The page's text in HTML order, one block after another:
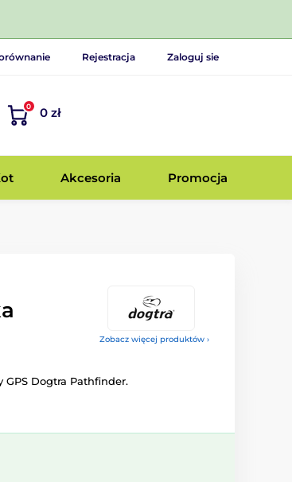
Rejestracja Zaloguj sie
0 0 zł
Akcesoria Promocja
Zobacz więcej produktów ›
Dogtra Pathfinder.